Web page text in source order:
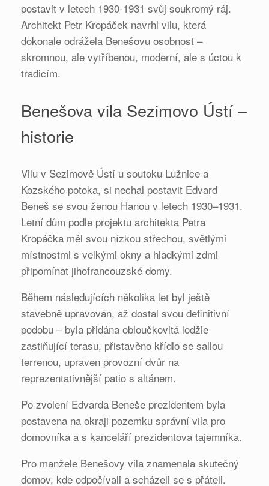
postavit v letech 1930-1931 svůj soukromý ráj.
Architekt Petr Kropáček navrhl vilu, která
dokonale odrážela Benešovu osobnost –
skromnou, ale vytříbenou, moderní, ale s úctou k
tradicím.
Benešova vila Sezimovo Ústí –
historie
Vilu v Sezimově Ústí u soutoku Lužnice a
Kozského potoka, si nechal postavit Edvard
Beneš se svou ženou Hanou v letech 1930–1931.
Letní dům podle projektu architekta Petra
Kropáčka měl svou nízkou střechou, světlými
místnostmi s velkými okny a hladkými zdmi
připomínat jihofrancouzské domy.
Během následujících několika let byl ještě
stavebně upravován, až dostal svou definitivní
podobu – byla přidána obloučkovitá lodžie
zastiňující terasu, přistavěno křídlo se sallou
terrenou, upraven provozní dvůr na
reprezentativnější patio s altánem.
Po zvolení Edvarda Beneše prezidentem byla
postavena na okraji pozemku správní vila pro
domovníka a s kanceláří prezidentova tajemníka.
Pro manžele Benešovy vila znamenala skutečný
domov, kde odpočívali a scházeli se s přáteli.